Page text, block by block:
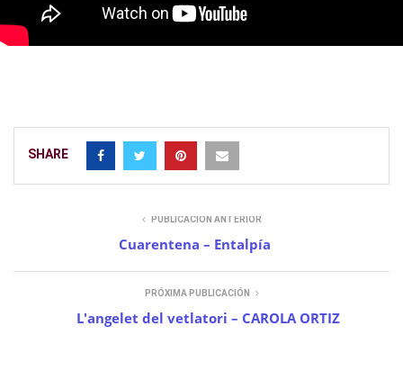
SHARE
PUBLICACIÓN ANTERIOR
Cuarentena – Entalpía
PRÓXIMA PUBLICACIÓN
L'angelet del vetlatori – CAROLA ORTIZ